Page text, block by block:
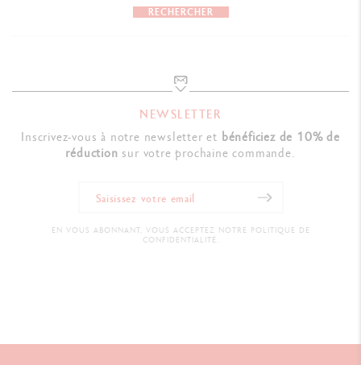
RECHERCHER
NEWSLETTER
Inscrivez-vous à notre newsletter et bénéficiez de 10% de
réduction sur votre prochaine commande.
EN VOUS ABONNANT, VOUS ACCEPTEZ NOTRE POLITIQUE DE
CONFIDENTIALITÉ.